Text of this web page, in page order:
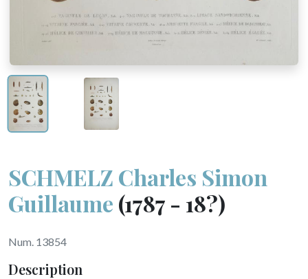
SCHMELZ Charles Simon
Guillaume (1787 - 18?)
Num. 13854
Description